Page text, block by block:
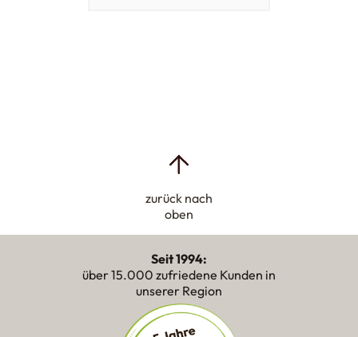
zurück nach
oben
Seit 1994:
über 15.000 zufriedene Kunden in
unserer Region